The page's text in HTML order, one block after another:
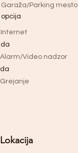
Garaža/Parking mesto
opcija
Internet
da
Alarm/Video nadzor
da
Grejanje
Lokacija